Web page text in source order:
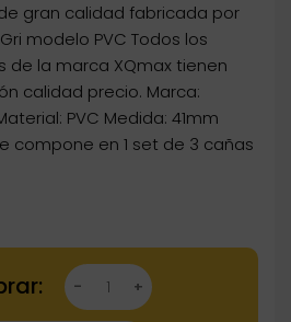
gran calidad fabricada por
modelo PVC Todos los
de la marca XQmax tienen
calidad precio. Marca:
PVC Medida: 41mm
compone en 1 set de 3 cañas
Cañas XQmax PVC Intb Aqua